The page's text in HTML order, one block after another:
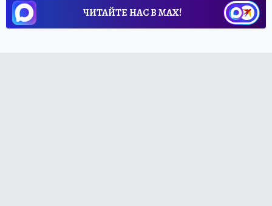
ЧИТАЙТЕ НАС В МАХ!